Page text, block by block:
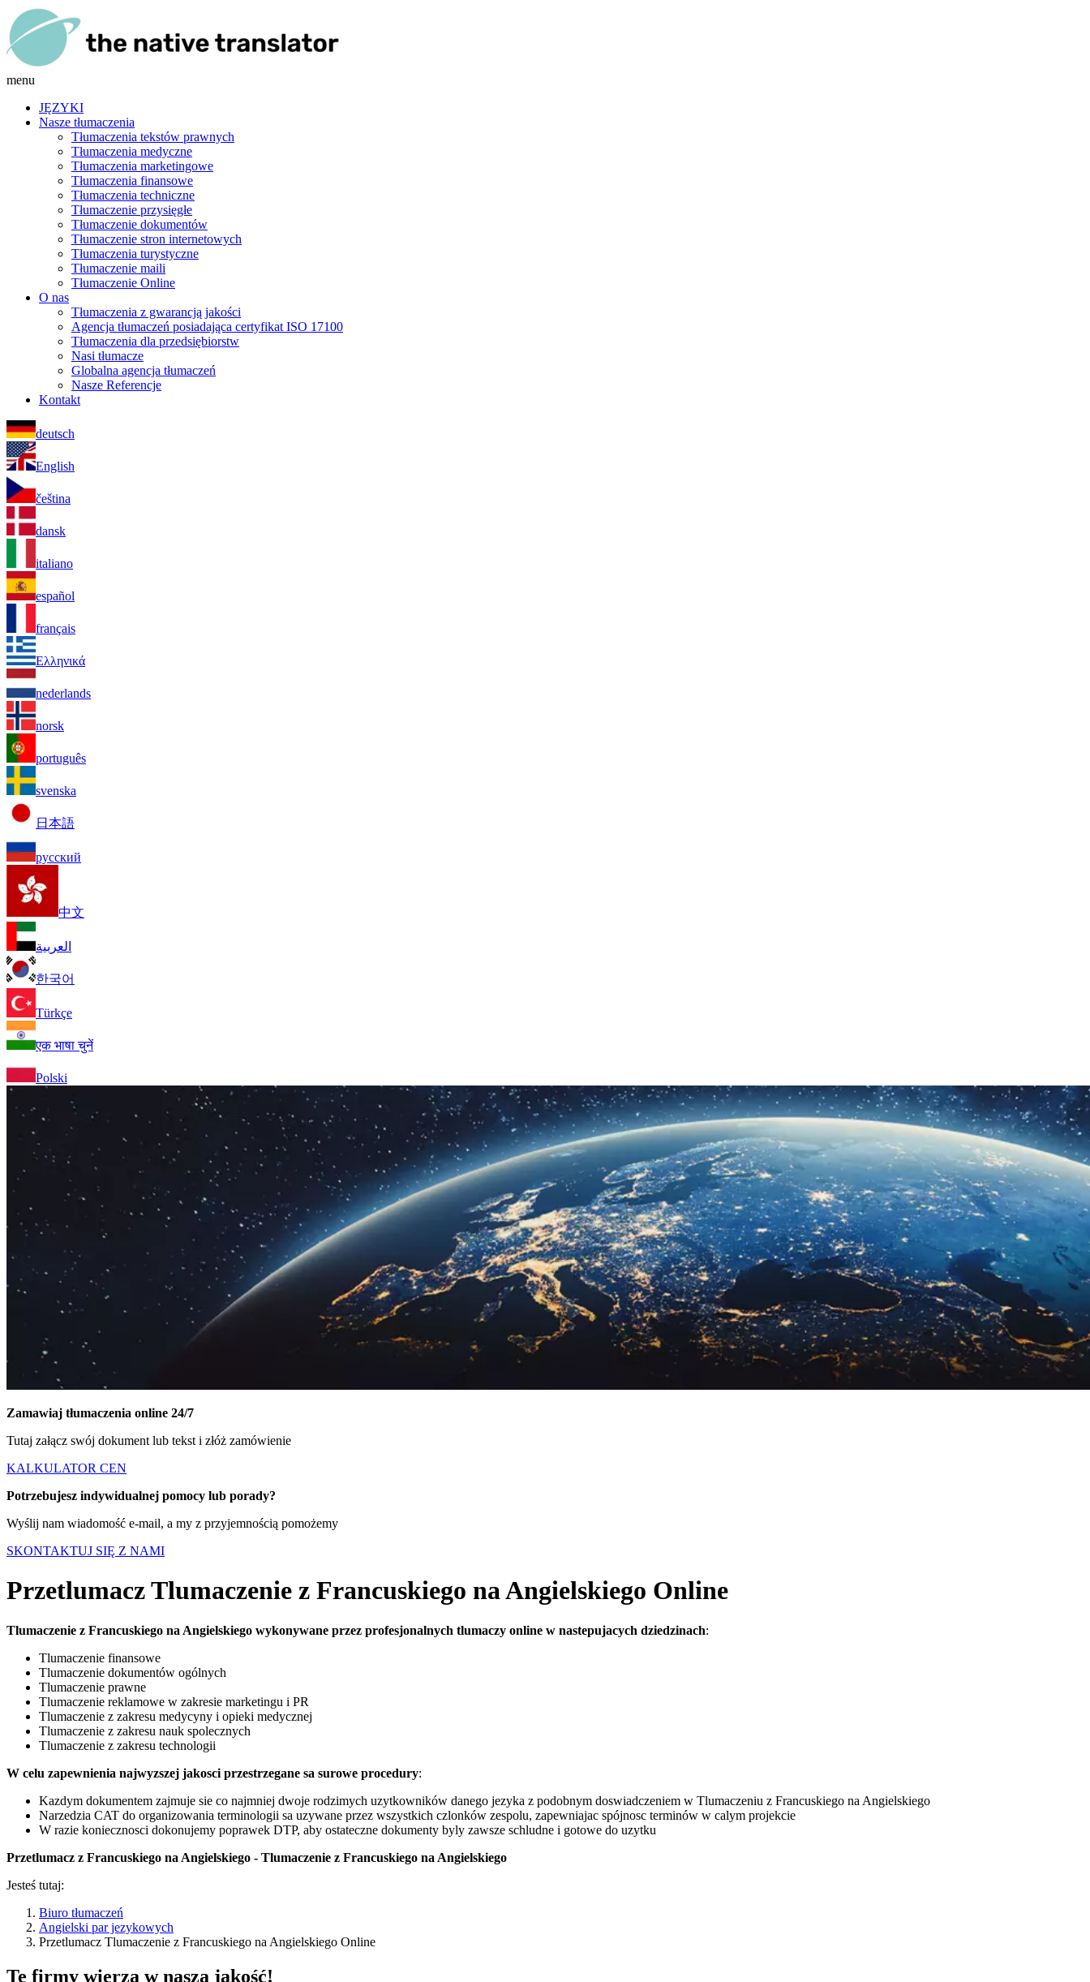
menu
JĘZYKI
Nasze tłumaczenia
Tłumaczenia tekstów prawnych
Tłumaczenia medyczne
Tłumaczenia marketingowe
Tłumaczenia finansowe
Tłumaczenia techniczne
Tłumaczenie przysięgłe
Tłumaczenie dokumentów
Tłumaczenie stron internetowych
Tłumaczenia turystyczne
Tłumaczenie maili
Tłumaczenie Online
O nas
Tłumaczenia z gwarancją jakości
Agencja tłumaczeń posiadająca certyfikat ISO 17100
Tłumaczenia dla przedsiębiorstw
Nasi tłumacze
Globalna agencja tłumaczeń
Nasze Referencje
Kontakt
deutsch
English
čeština
dansk
italiano
español
français
Ελληνικά
nederlands
norsk
português
svenska
日本語
русский
中文
العربية
한국어
Türkçe
एक भाषा चुनें
Polski
Zamawiaj tłumaczenia online 24/7
Tutaj załącz swój dokument lub tekst i złóż zamówienie
KALKULATOR CEN
Potrzebujesz indywidualnej pomocy lub porady?
Wyślij nam wiadomość e-mail, a my z przyjemnością pomożemy
SKONTAKTUJ SIĘ Z NAMI
Przetlumacz Tlumaczenie z Francuskiego na Angielskiego Online
Tlumaczenie z Francuskiego na Angielskiego wykonywane przez profesjonalnych tlumaczy online w nastepujacych dziedzinach:
Tlumaczenie finansowe
Tlumaczenie dokumentów ogólnych
Tlumaczenie prawne
Tlumaczenie reklamowe w zakresie marketingu i PR
Tlumaczenie z zakresu medycyny i opieki medycznej
Tlumaczenie z zakresu nauk spolecznych
Tlumaczenie z zakresu technologii
W celu zapewnienia najwyzszej jakosci przestrzegane sa surowe procedury:
Kazdym dokumentem zajmuje sie co najmniej dwoje rodzimych uzytkowników danego jezyka z podobnym doswiadczeniem w Tlumaczeniu z Francuskiego na Angielskiego
Narzedzia CAT do organizowania terminologii sa uzywane przez wszystkich czlonków zespolu, zapewniajac spójnosc terminów w calym projekcie
W razie koniecznosci dokonujemy poprawek DTP, aby ostateczne dokumenty byly zawsze schludne i gotowe do uzytku
Przetlumacz z Francuskiego na Angielskiego - Tlumaczenie z Francuskiego na Angielskiego
Jesteś tutaj:
Biuro tłumaczeń
Angielski par jezykowych
Przetlumacz Tlumaczenie z Francuskiego na Angielskiego Online
Te firmy wierzą w naszą jakość!